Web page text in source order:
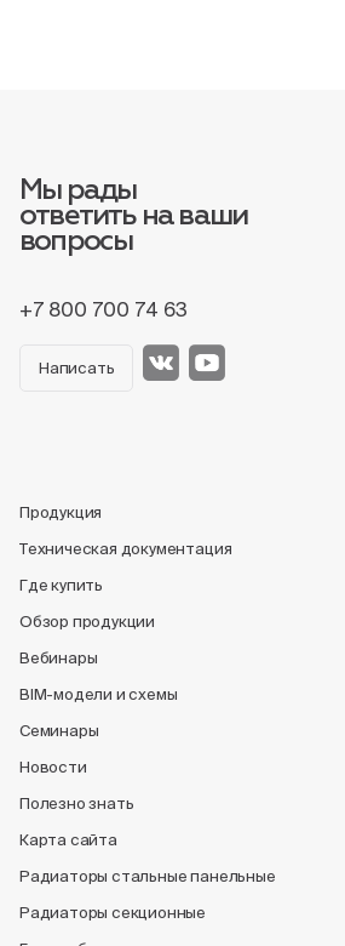
Мы рады
ответить на ваши
вопросы
+7 800 700 74 63
Написать
Продукция
Техническая документация
Где купить
Обзор продукции
Вебинары
BIM-модели и схемы
Семинары
Новости
Полезно знать
Карта сайта
Радиаторы стальные панельные
Радиаторы секционные